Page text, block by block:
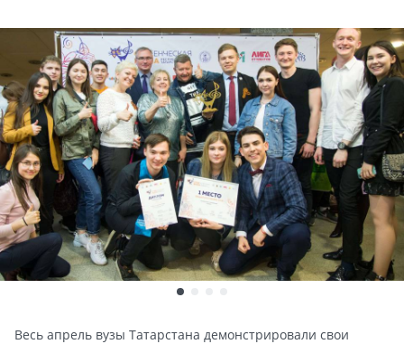
Весь апрель вузы Татарстана демонстрировали свои